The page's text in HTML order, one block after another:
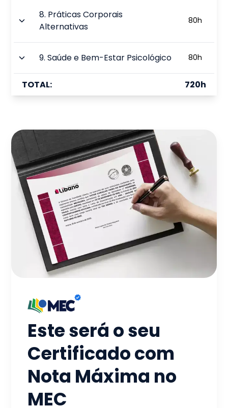
8. Práticas Corporais
Alternativas
80h
9.Saúde e Bem-Estar Psicológico 80h
TOTAL: 720h
Este será o seu
Certificado com
Nota Máxima no
MEC